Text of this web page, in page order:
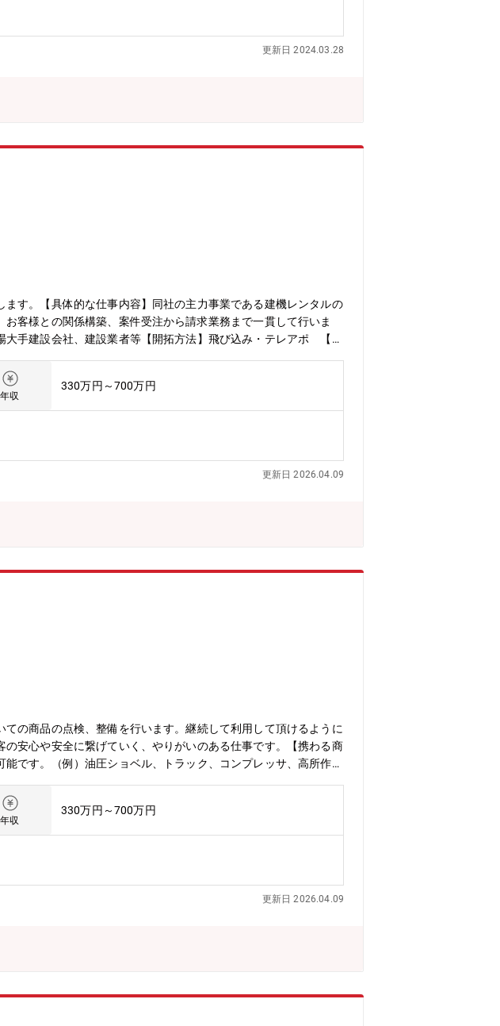
更新日 2024.03.28
す。【具体的な仕事内容】同社の主力事業である建機レンタルの
客様との関係構築、案件受注から請求業務まで一貫して行いま
手建設会社、建設業者等【開拓方法】飛び込み・テレアポ 【商
れています】学園祭や野外フェスで使う発電機や高所撮影車両に
な所でも活躍していることが実感できます。【残業時間につい
を伴う転勤は想定しておりません。【入社後について】入社後は
いきます。配属後はOJTで育成。業界・商材未経験の方でもチャ
年収
330万円～700万円
更新日 2026.04.09
の商品の点検、整備を行います。継続して利用して頂けるように
安心や安全に繋げていく、やりがいのある仕事です。【携わる商
です。（例）油圧ショベル、トラック、コンプレッサ、高所作業
とが実感できます。【残業時間について】全社平均25時間程度
りません。【入社後について】入社後は経験に応じて3～6ヶ月
を行います。基本的な商品知識からじっくり習得することが可能
の方でも安心して業務を行うことができます。【経営基盤が安定
公共工事等の受注が増えている状況です。毎年安定した利益が出
を行っております。★U・Iターン希望の方、歓迎です！★
年収
330万円～700万円
更新日 2026.04.09